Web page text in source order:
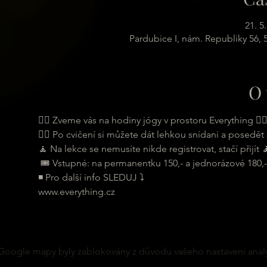
21.
Pardubice I, nám. Republiky 56,
🧘‍♀ Zveme vás na hodiny jógy v prostoru Everything 🧘‍♀
🧘‍♂ Po cvičení si můžete dát lehkou snídani a posedět
🧘 Na lekce se nemusíte nikde registrovat, stačí přijít
🎟 Vstupné: na permanentku 150,- a jednorázové
◾ Pro další info SLEDUJ ⤵
www.everything.cz
mapy byly zablokovány z důvodu vašeho nastavení